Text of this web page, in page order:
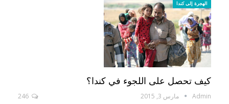
الهجرة إلى كندا
كيف تحصل على اللجوء في كندا؟
Admin مارس 3, 2015